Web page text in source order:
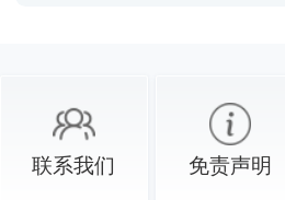
联系我们 免责声明